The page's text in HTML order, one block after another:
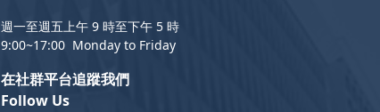
週一至週五上午 9 時至下午 5 時
9:00~17:00 Monday to Friday
在社群平台追蹤我們
Follow Us